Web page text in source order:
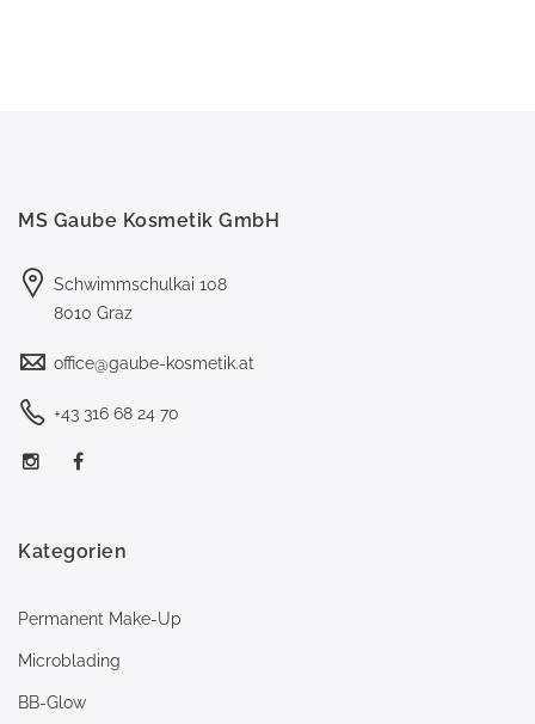
MS Gaube Kosmetik GmbH
Schwimmschulkai 108
8010 Graz
office@gaube-kosmetik.at
+43 316 68 24 70
Kategorien
Permanent Make-Up
Microblading
BB-Glow